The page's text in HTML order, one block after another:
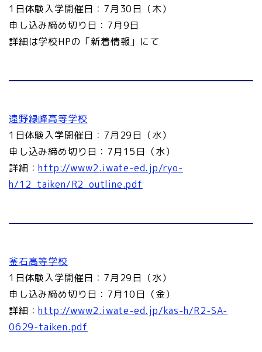
1日体験入学開催日：7月30日（木）
申し込み締め切り日：7月9日
詳細は学校HPの「新着情報」にて
遠野緑峰高等学校
1日体験入学開催日：7月29日（水）
申し込み締め切り日：7月15日（水）
詳細：http://www2.iwate-ed.jp/ryo-
h/12_taiken/R2_outline.pdf
釜石高等学校
1日体験入学開催日：7月29日（水）
申し込み締め切り日：7月10日（金）
詳細：http://www2.iwate-ed.jp/kas-h/R2-SA-
0629-taiken.pdf